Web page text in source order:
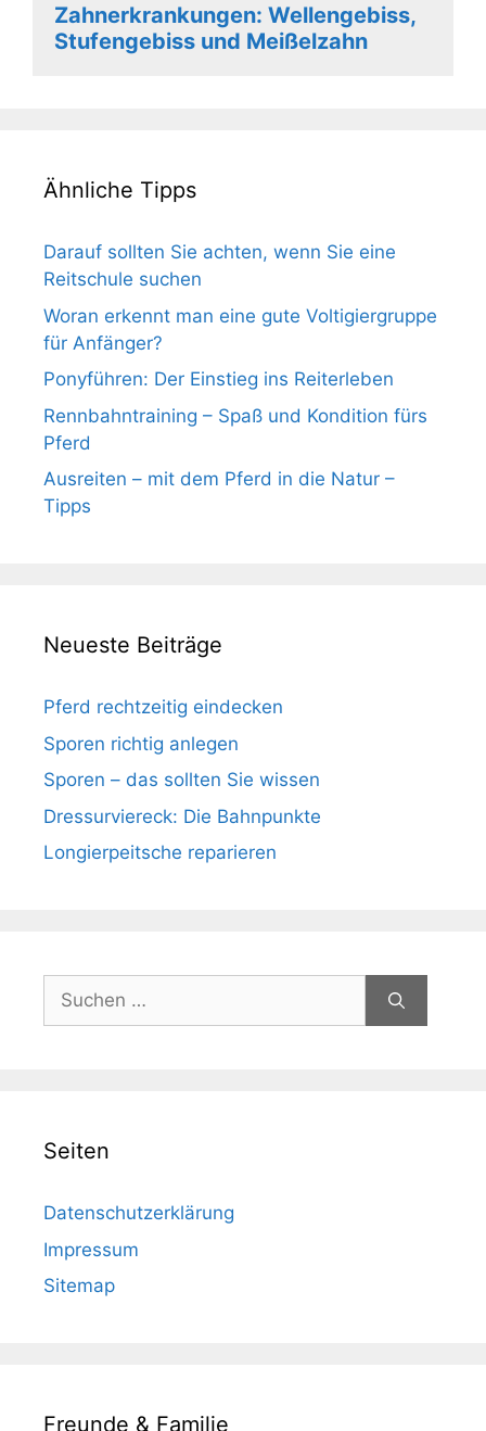
Zahnerkrankungen: Wellengebiss,
Stufengebiss und Meißelzahn
Ähnliche Tipps
Darauf sollten Sie achten, wenn Sie eine
Reitschule suchen
Woran erkennt man eine gute Voltigiergruppe
für Anfänger?
Ponyführen: Der Einstieg ins Reiterleben
Rennbahntraining – Spaß und Kondition fürs
Pferd
Ausreiten – mit dem Pferd in die Natur –
Tipps
Neueste Beiträge
Pferd rechtzeitig eindecken
Sporen richtig anlegen
Sporen – das sollten Sie wissen
Dressurviereck: Die Bahnpunkte
Longierpeitsche reparieren
Suchen
nach:
Seiten
Datenschutzerklärung
Impressum
Sitemap
Freunde & Familie